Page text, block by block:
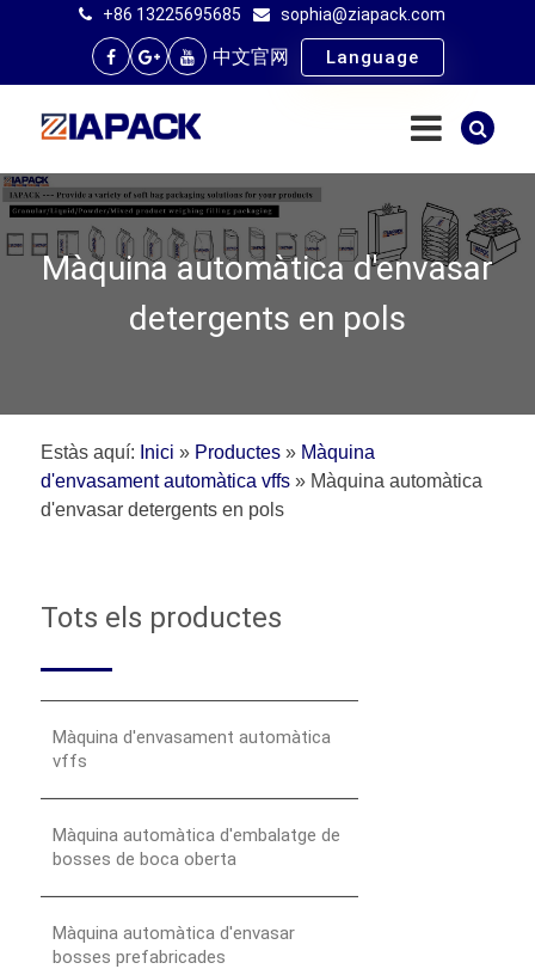
+86 13225695685 sophia@ziapack.com
中文官网 Language
Màquina automàtica d'envasar
detergents en pols
Estàs aquí: Inici » Productes » Màquina
d'envasament automàtica vffs » Màquina automàtica
d'envasar detergents en pols
Tots els productes
Màquina d'envasament automàtica
vffs
Màquina automàtica d'embalatge de
bosses de boca oberta
Màquina automàtica d'envasar
bosses prefabricades